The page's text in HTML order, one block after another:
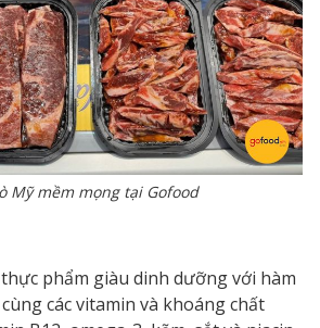
Mỹ mềm mọng tại Gofood
phẩm giàu dinh dưỡng với hàm
các vitamin và khoáng chất